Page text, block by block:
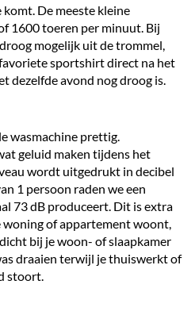
De meeste kleine
1600 toeren per minuut. Bij
mogelijk uit de trommel,
sportshirt direct na het
dezelfde avond nog droog is.
wasmachine prettig.
geluid maken tijdens het
wordt uitgedrukt in decibel
1 persoon raden we een
73 dB produceert. Dit is extra
woning of appartement woont,
bij je woon- of slaapkamer
draaien terwijl je thuiswerkt of
stoort.